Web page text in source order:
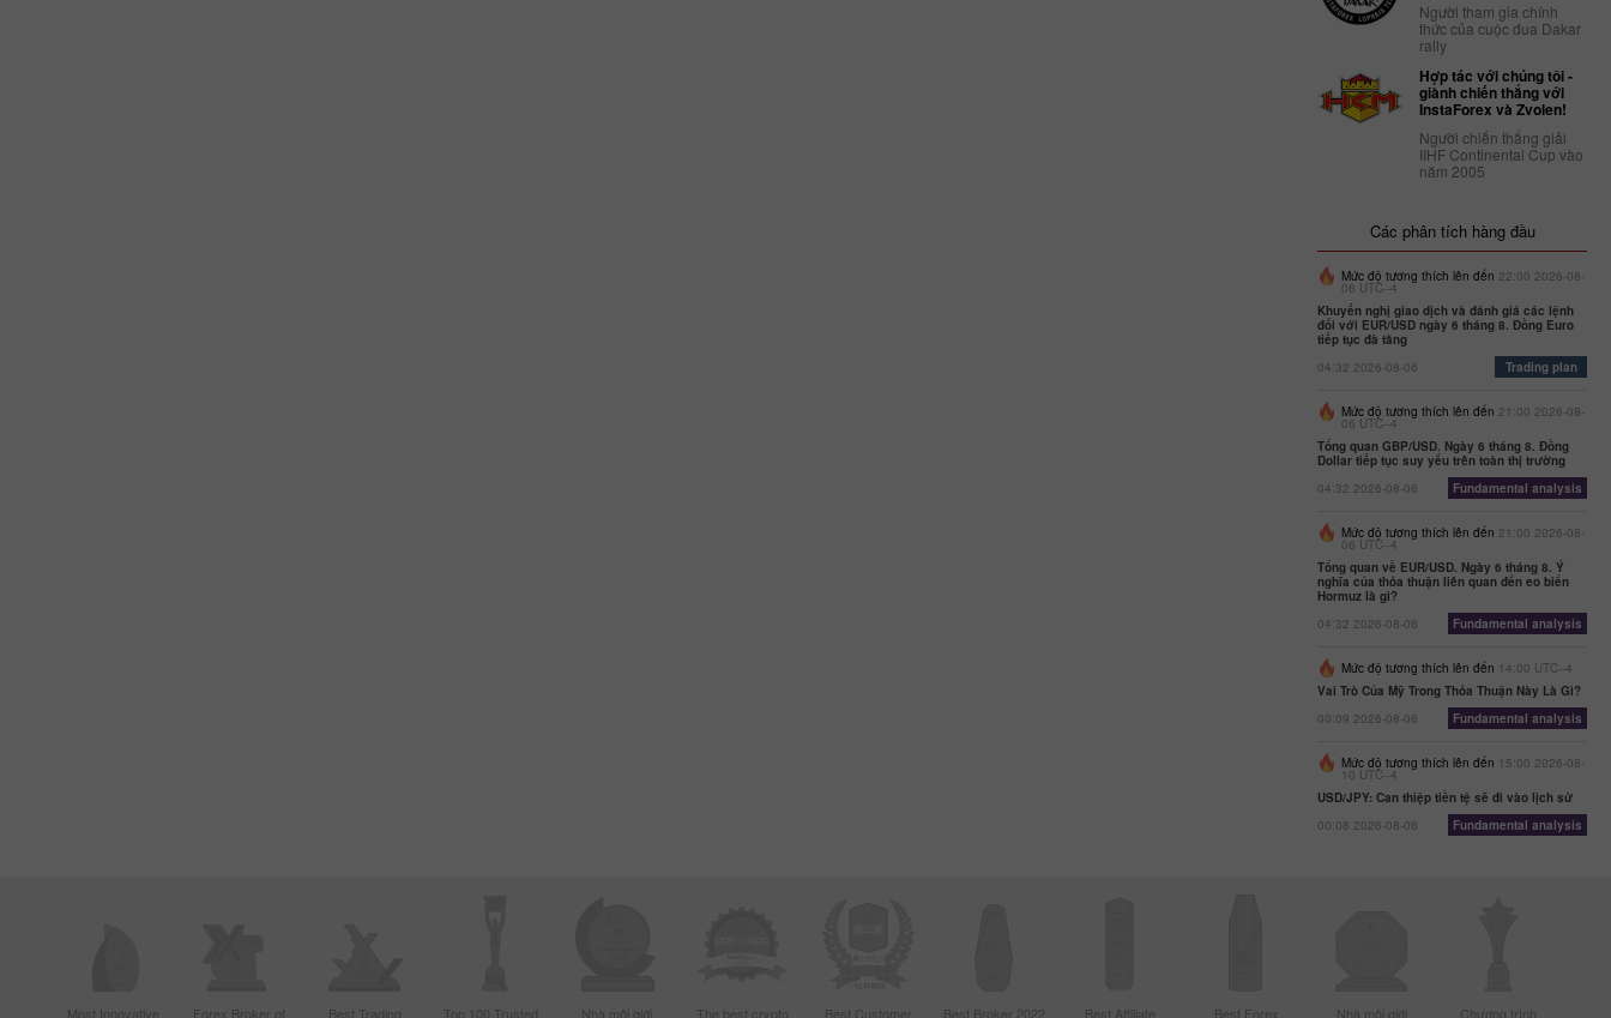
Người tham gia chính
thức của cuộc đua Dakar
rally
Hợp tác với chúng tôi -
giành chiến thắng với
InstaForex và Zvolen!
Người chiến thắng giải
IIHF Continental Cup vào
năm 2005
Các phân tích hàng đầu
Mức độ tương thích lên đến 22:00 2026-08-
06 UTC--4
Khuyến nghị giao dịch và đánh giá các lệnh
đối với EUR/USD ngày 6 tháng 8. Đồng Euro
tiếp tục đà tăng
04:32 2026-08-06
Trading plan
Mức độ tương thích lên đến 21:00 2026-08-
06 UTC--4
Tổng quan GBP/USD. Ngày 6 tháng 8. Đồng
Dollar tiếp tục suy yếu trên toàn thị trường
04:32 2026-08-06
Fundamental analysis
Mức độ tương thích lên đến 21:00 2026-08-
06 UTC--4
Tổng quan về EUR/USD. Ngày 6 tháng 8. Ý
nghĩa của thỏa thuận liên quan đến eo biển
Hormuz là gì?
04:32 2026-08-06
Fundamental analysis
Mức độ tương thích lên đến 14:00 UTC--4
Vai Trò Của Mỹ Trong Thỏa Thuận Này Là Gì?
00:09 2026-08-06
Fundamental analysis
Mức độ tương thích lên đến 15:00 2026-08-
10 UTC--4
USD/JPY: Can thiệp tiền tệ sẽ đi vào lịch sử
00:08 2026-08-06
Fundamental analysis
Most Innovative Forex Broker of Best Trading Top 100 Trusted Nhà môi giới The best crypto Best Customer Best Broker 2022 Best Affiliate Best Forex Nhà môi giới Chương trình